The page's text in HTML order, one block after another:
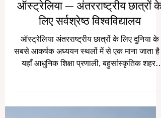
ऑस्ट्रेलिया — अंतरराष्ट्रीय छात्रों के
लिए सर्वश्रेष्ठ विश्वविद्यालय
ऑस्ट्रेलिया अंतरराष्ट्रीय छात्रों के लिए दुनिया के
जीवनशैली का सुंदर संतुलन मिलता है। भारतीय और